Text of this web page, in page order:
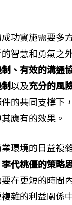
功實施需要多
智慧和勇氣之
、有效的溝通
以及充分的風
件的共同支撐下
應有的效果。
環境的日益複
李代桃僵的策略
在更短的時間
雜的利益關係